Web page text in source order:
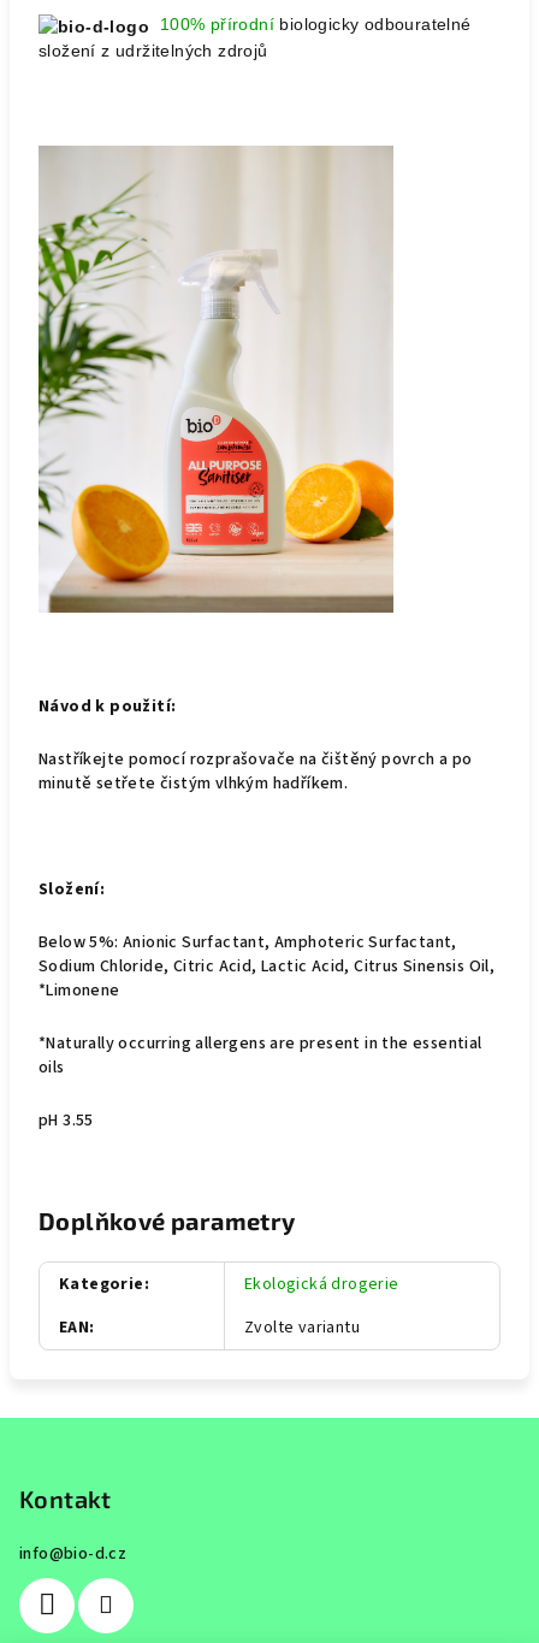
100% přírodní biologicky odbouratelné
složení z udržitelných zdrojů
Návod k použití:
Nastříkejte pomocí rozprašovače na čištěný povrch a po
minutě setřete čistým vlhkým hadříkem.
Složení:
Below 5%: Anionic Surfactant, Amphoteric Surfactant,
Sodium Chloride, Citric Acid, Lactic Acid, Citrus Sinensis Oil,
*Limonene
*Naturally occurring allergens are present in the essential
oils
pH 3.55
Doplňkové parametry
Kategorie:
Ekologická drogerie
EAN: Zvolte variantu
Kontakt
info@bio-d.cz